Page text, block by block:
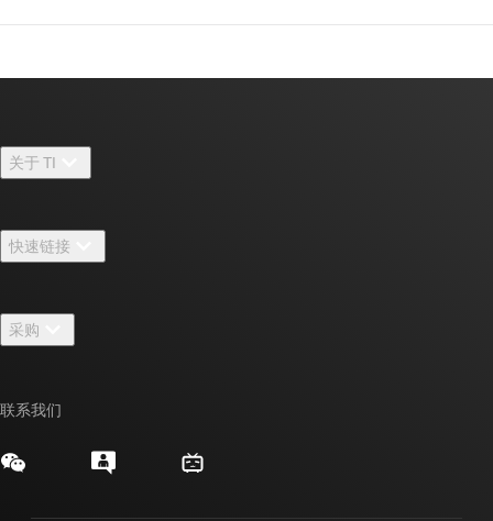
关于 TI
招贤纳士
新闻中心
活动
投资者关系
快速链接
TI E2E™ 设计支持论坛
采购
发货、付款和税费
联系我们